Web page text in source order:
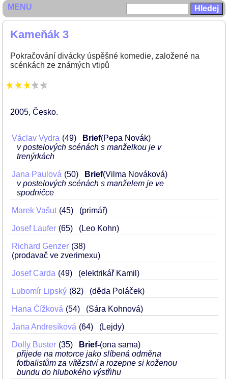
Kameňák 3
Pokračování divácky úspěšné komedie, založené na
scénkách ze známých vtipů
2005 Česko
Václav Vydra 49 Brief(Pepa Novák)
v postelových scénách s manželkou je v
trenýrkách
Jana Paulová 50 Brief(Vilma Nováková)
v postelových scénách s manželem je ve
spodničce
Marek Vašut 45 (primář)
Josef Laufer 65 (Leo Kohn)
Richard Genzer 38
(prodavač ve zverimexu)
Josef Carda 49 (elektrikář Kamil)
Lubomír Lipský 82 (děda Poláček)
Hana Čížková 54 (Sára Kohnová)
Jana Andresíková 64 (Lejdy)
Dolly Buster 35 Brief-(ona sama)
přijede na motorce jako slíbená odměna
fotbalistům za vítězství a rozepne si koženou
bundu do hlubokého výstřihu
MENU